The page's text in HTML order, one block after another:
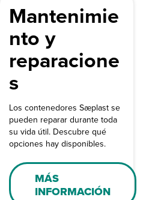
Mantenimie
nto y
reparacione
s
Los contenedores Sæplast se
pueden reparar durante toda
su vida útil. Descubre qué
opciones hay disponibles.
MÁS
INFORMACIÓN